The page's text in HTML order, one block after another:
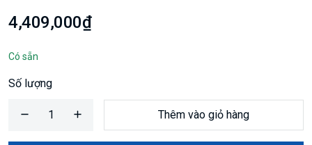
4,409,000₫
Có sẵn
Số lượng
Thêm vào giỏ hàng